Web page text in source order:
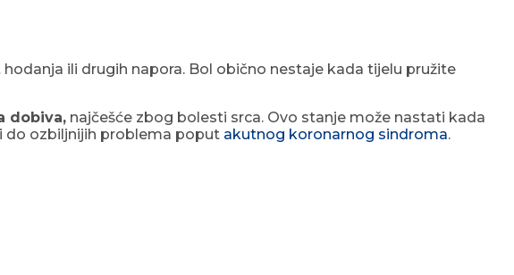
ili drugih napora. Bol obično nestaje kada tijelu pružite
dobiva, najčešće zbog bolesti srca. Ovo stanje može nastati kada
do ozbiljnijih problema poput akutnog koronarnog sindroma.